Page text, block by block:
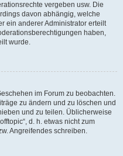
vergeben usw. Die
davon abhängig, welche
ein anderer Administrator erteilt
haben,
wurde.
im Forum zu beobachten.
zu ändern und zu löschen und
und zu teilen. Üblicherweise
d. h. etwas nicht zum
Angreifendes schreiben.